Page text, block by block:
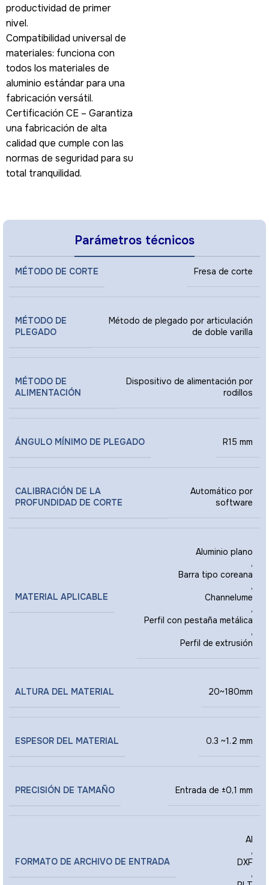
productividad de primer
nivel.
Compatibilidad universal de
materiales: funciona con
todos los materiales de
aluminio estándar para una
fabricación versátil.
Certificación CE – Garantiza
una fabricación de alta
calidad que cumple con las
normas de seguridad para su
total tranquilidad.
Parámetros técnicos
MÉTODO DE CORTE Fresa de corte
MÉTODO DE
PLEGADO
Método de plegado por articulación
de doble varilla
MÉTODO DE
ALIMENTACIÓN
Dispositivo de alimentación por
rodillos
ÁNGULO MÍNIMO DE PLEGADO R15 mm
CALIBRACIÓN DE LA
PROFUNDIDAD DE CORTE
Automático por
software
MATERIAL APLICABLE
Aluminio plano
,
Barra tipo coreana
,
Channelume
,
Perfil con pestaña metálica
,
Perfil de extrusión
ALTURA DEL MATERIAL 20~180mm
ESPESOR DEL MATERIAL 0.3 ~1.2 mm
PRECISIÓN DE TAMAÑO Entrada de ±0,1 mm
FORMATO DE ARCHIVO DE ENTRADA
AI
,
DXF
,